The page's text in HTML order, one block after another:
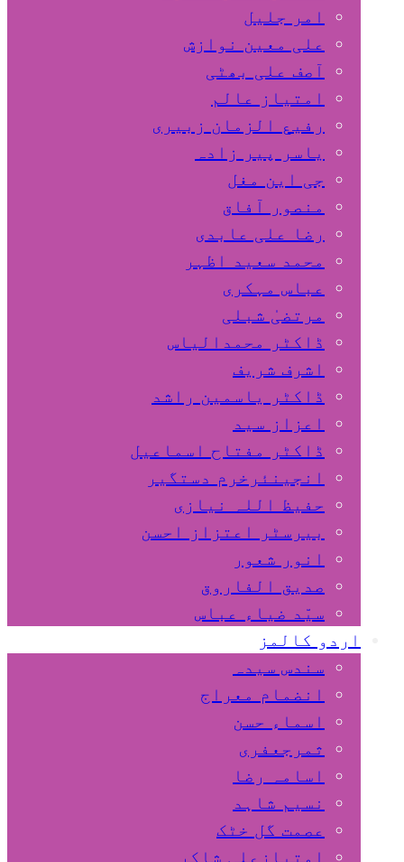
امر جلیل
علی معین نوازش
آصف علی بھٹی
امتیاز عالم
رفیع الزمان زبیری
یاسر پیر زادہ
جی این مغل
منصور آفاق
رضا علی عابدی
محمد سعید اظہر
عباس مہکری
مرتضیٰ شبلی
ڈاکٹر محمدالیاس
اشرف شریف
ڈاکٹر یاسمین راشد
اعزاز سید
ڈاکٹر مفتاح اسماعیل
انجینئرخرم دستگیر
حفیظ اللہ نیازی
بیرسٹر اعتزاز احسن
انور شعور
صدیق الفاروق
سیّد ضیاء عباس
اردو کالمز
سندس سیدہ
انضمام معراج
اسماء حسن
ثمرجعفری
اسامہ رضا
نسیم شاہد
عصمت گل خٹک
امتیازعلی شاکر